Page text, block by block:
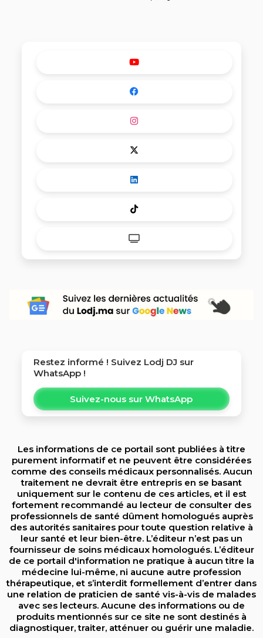
Restez informé ! Suivez Lodj DJ sur
WhatsApp !
Suivez-nous sur WhatsApp
Les informations de ce portail sont publiées à titre
purement informatif et ne peuvent être considérées
comme des conseils médicaux personnalisés. Aucun
traitement ne devrait être entrepris en se basant
uniquement sur le contenu de ces articles, et il est
fortement recommandé au lecteur de consulter des
professionnels de santé dûment homologués auprès
des autorités sanitaires pour toute question relative à
leur santé et leur bien-être. L’éditeur n’est pas un
fournisseur de soins médicaux homologués. L’éditeur
de ce portail d'information ne pratique à aucun titre la
médecine lui-même, ni aucune autre profession
thérapeutique, et s’interdit formellement d’entrer dans
une relation de praticien de santé vis-à-vis de malades
avec ses lecteurs. Aucune des informations ou de
produits mentionnés sur ce site ne sont destinés à
diagnostiquer, traiter, atténuer ou guérir une maladie.